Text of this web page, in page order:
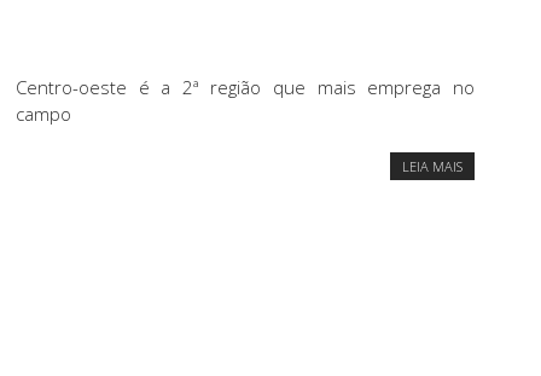
Centro-oeste é a 2ª região que mais emprega no
campo
LEIA MAIS